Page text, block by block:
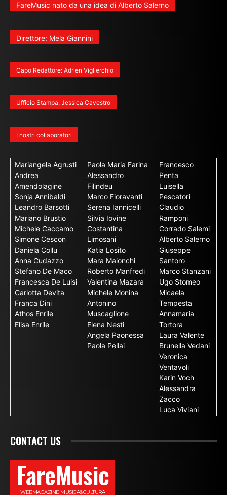
FareMusic nato da una idea di Alberto Salerno
Direttore: Mela Giannini
Capo Redattore: Adrien Viglierchio
Ufficio Stampa: Jessica Cavestro
I nostri collaboratori
Mariangela Agrusti
Andrea
Amendolagine
Sonja Annibaldi
Leandro Barsotti
Mariano Brustio
Michele Caccamo
Simone Cescon
Daniela Collu
Anna Cudazzo
Stefano De Maco
Francesca De Luisi
Carlotta Devita
Franca Dini
Athos Enrile
Elisa Enrile
Paola Maria Farina
Alessandro
Filindeu
Marco Fioravanti
Serena Iannicelli
Silvia Iovine
Costantina
Limosani
Katia Losito
Mara Maionchi
Roberto Manfredi
Valentina Mazara
Michele Monina
Antonino
Muscaglione
Elena Nesti
Angela Paonessa
Paola Pellai
Francesco
Penta
Luisella
Pescatori
Claudio
Ramponi
Corrado Salemi
Alberto Salerno
Giuseppe
Santoro
Marco Stanzani
Ugo Stomeo
Micaela
Tempesta
Annamaria
Tortora
Laura Valente
Brunella Vedani
Veronica
Ventavoli
Karin Voch
Alessandra
Zacco
Luca Viviani
CONTACT US
FareMusic
WEBMAGAZINE MUSICA&CULTURA